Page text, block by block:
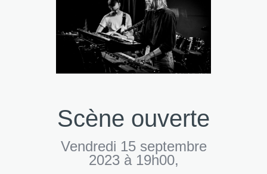
Scène ouverte
Vendredi 15 septembre
2023 à 19h00,